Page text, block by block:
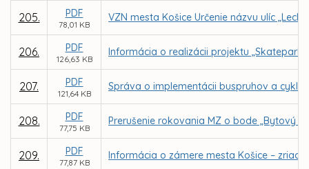
205. PDF
78,01 KB
VZN mesta Košice Určenie názvu ulíc
206. PDF
126,63 KB
Informácia o realizácii projektu „Skatepark
207. PDF
121,64 KB
Správa o implementácii buspruhov a
208. PDF
77,75 KB
Prerušenie rokovania MZ o bode „Bytový
209. PDF
77,87 KB
Informácia o zámere mesta Košice –